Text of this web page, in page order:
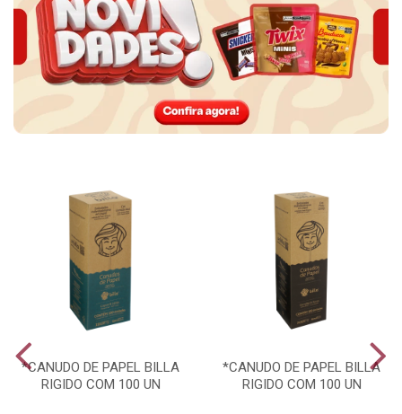
*CANUDO DE PAPEL BILLA
RIGIDO COM 100 UN
*CANUDO DE PAPEL BILLA
RIGIDO COM 100 UN